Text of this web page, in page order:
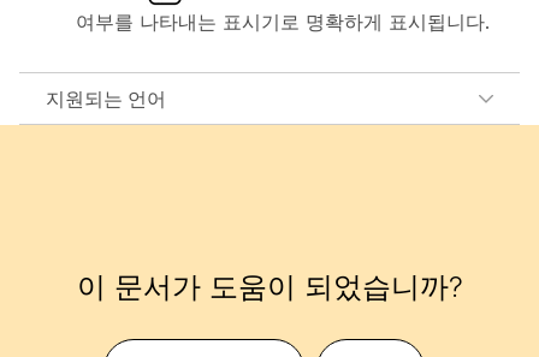
여부를 나타내는 표시기로 명확하게 표시됩니다.
지원되는 언어
이 문서가 도움이 되었습니까?